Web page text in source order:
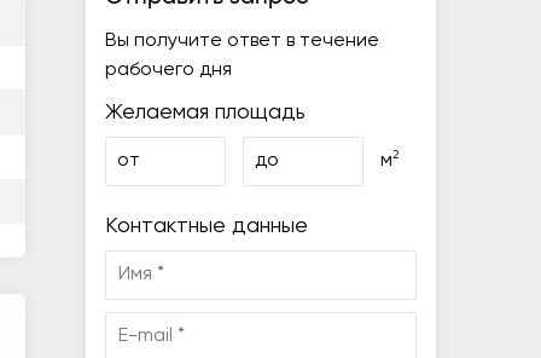
Вы получите ответ в течение
рабочего дня
Желаемая площадь
от до м2
Контактные данные